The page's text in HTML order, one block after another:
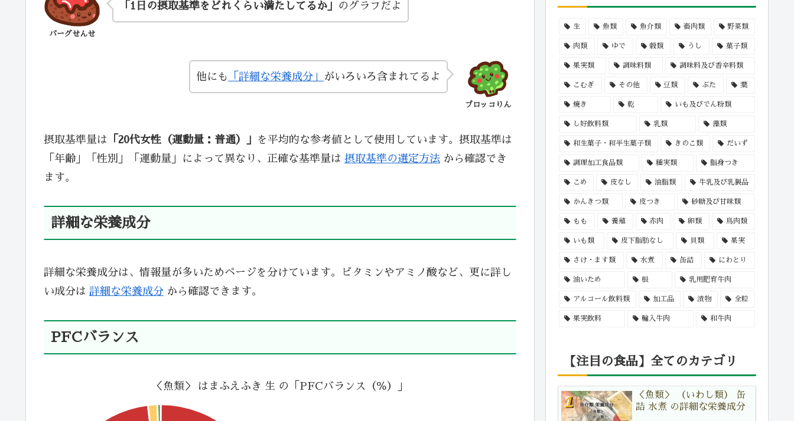
バーグせんせ
「1日の摂取基準をどれくらい満たしてるか」 のグラフだよ
ブロッコりん
他にも 「詳細な栄養成分」 がいろいろ含まれてるよ
摂取基準量は 「20代女性（運動量：普通）」
を平均的な参考値として使用しています。摂取基準は
「年齢」「性別」「運動量」によって異なり、正確な基準量は 摂取基準の選定方法 から確認でき
ます。
詳細な栄養成分
詳細な栄養成分は、情報量が多いためページを分けています。ビタミンやアミノ酸など、更に詳し
い成分は 詳細な栄養成分 から確認できます。
PFCバランス
＜魚類＞ はまふえふき 生 の「PFCバランス（％）」
生 魚類 魚介類 畜肉類 野菜類
肉類 ゆで 穀類 うし 菓子類
果実類 調味料類 調味料及び香辛料類
こむぎ その他 豆類 ぶた 葉
焼き 乾 いも及びでん粉類
し好飲料類 乳類 藻類
和生菓子・和半生菓子類 きのこ類 だいず
調理加工食品類 種実類 脂身つき
こめ 皮なし 油脂類 牛乳及び乳製品
かんきつ類 皮つき 砂糖及び甘味類
もも 養殖 赤肉 卵類 鳥肉類
いも類 皮下脂肪なし 貝類 果実
さけ・ます類 水煮 缶詰 にわとり
油いため 根 乳用肥育牛肉
アルコール飲料類 加工品 漬物 全粒
果実飲料 輸入牛肉 和牛肉
【注目の食品】全てのカテゴリ
＜魚類＞ （いわし類） 缶
詰 水煮 の詳細な栄養成分